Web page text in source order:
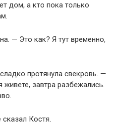
дом, а кто пока только
— Это как? Я тут временно,
протянула свекровь. —
завтра разбежались.
Костя.